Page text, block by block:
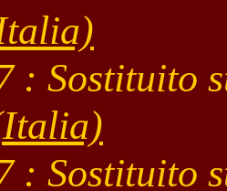
: Sostituito
: Sostituito